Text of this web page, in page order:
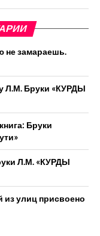
не замараешь.
Л.М. Бруки «КУРДЫ
Бруки
Л.М. «КУРДЫ
из улиц присвоено